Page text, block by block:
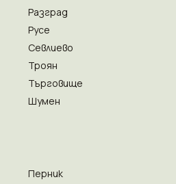
Разград
Русе
Севлиево
Троян
Търговище
Шумен
Перник